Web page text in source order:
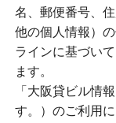
名、郵便番号、
他の個人情報）
ラインに基づい
ます。
「大阪貸ビル情
す。）のご利用